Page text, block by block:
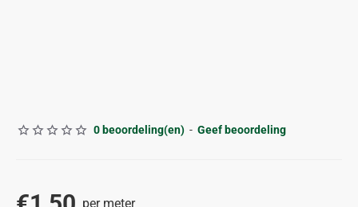
0 beoordeling(en) - Geef beoordeling
per meter